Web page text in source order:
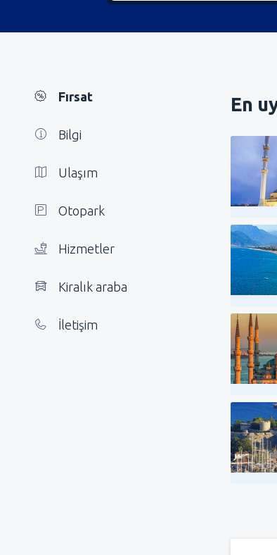
Fırsat
Bilgi
Ulaşım
Otopark
Hizmetler
Kiralık araba
İletişim
En